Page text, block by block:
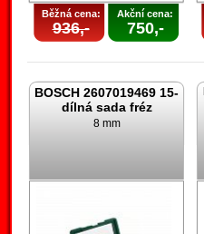
Běžná cena:
936,-
Akční cena:
750,-
BOSCH 2607019469 15-
dílná sada fréz
8 mm